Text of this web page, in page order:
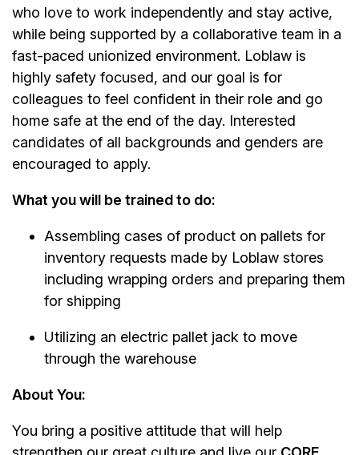
who love to work independently and stay active,
while being supported by a collaborative team in a
fast-paced unionized environment. Loblaw is
highly safety focused, and our goal is for
colleagues to feel confident in their role and go
home safe at the end of the day. Interested
candidates of all backgrounds and genders are
encouraged to apply.
What you will be trained to do:
Assembling cases of product on pallets for
inventory requests made by Loblaw stores
including wrapping orders and preparing them
for shipping
Utilizing an electric pallet jack to move
through the warehouse
About You:
You bring a positive attitude that will help